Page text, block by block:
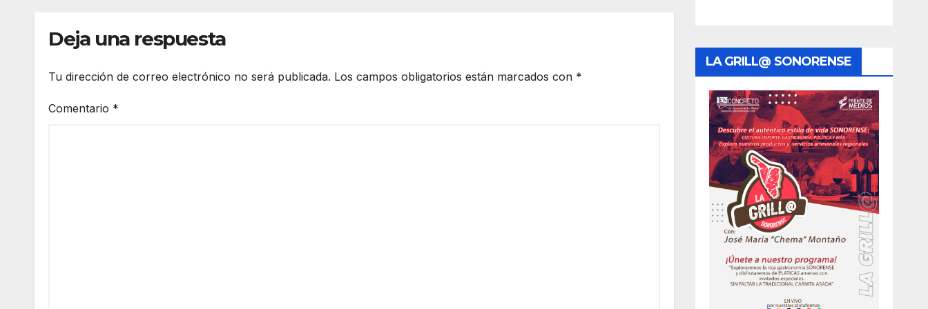
GÉNERO! 📋🏛️
Deja una respuesta
Tu dirección de correo electrónico no será publicada. Los campos obligatorios están marcados con *
Comentario *
LA GRILL@ SONORENSE